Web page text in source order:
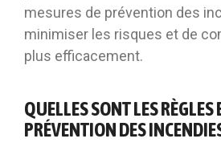
mesures de prévention des
minimiser les risques et de
plus efficacement.
QUELLES SONT LES RÈGLES
PRÉVENTION DES